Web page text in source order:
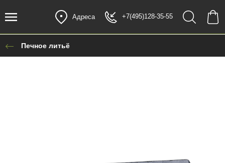
Адреса +7(495)128-35-55
Печное литьё